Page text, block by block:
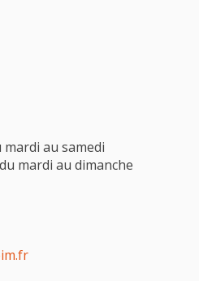
au samedi
mardi au dimanche